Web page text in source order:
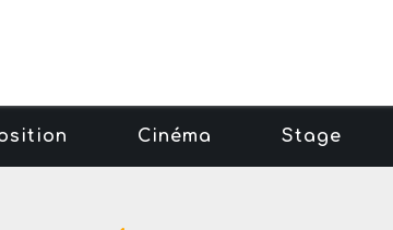
Cinéma Stage